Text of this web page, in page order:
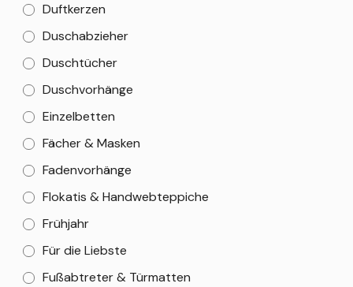
Duftkerzen
Duschabzieher
Duschtücher
Duschvorhänge
Einzelbetten
Fächer & Masken
Fadenvorhänge
Flokatis & Handwebteppiche
Frühjahr
Für die Liebste
Fußabtreter & Türmatten